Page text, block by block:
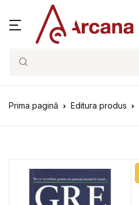
Search
Prima pagină Editura produs